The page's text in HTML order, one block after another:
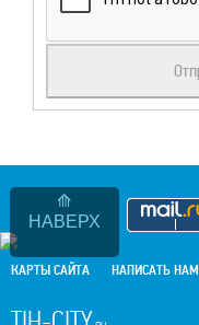
НАВЕРХ
КАРТЫ САЙТА НАПИСАТЬ НАМ